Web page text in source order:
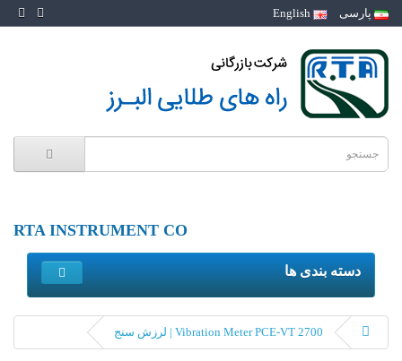
پارسی
RTA INSTRUMENT CO
دسته بندی ها
Vibration Meter PCE-VT 2700 | لرزش سنج